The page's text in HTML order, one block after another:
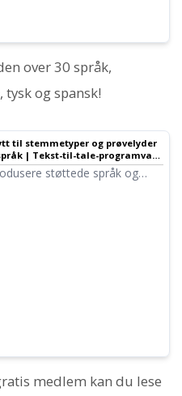
over 30 språk,
og spansk!
til stemmetyper og prøvelyder
| Tekst-til-tale-programvare
støttede språk og
medlem kan du lese